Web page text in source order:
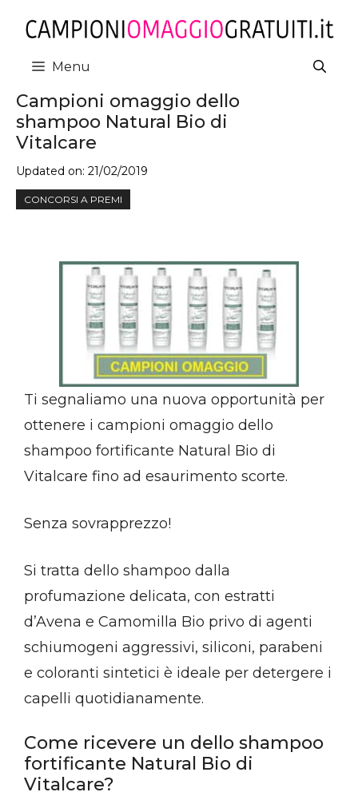
contenuto
Menu
Campioni omaggio dello
shampoo Natural Bio di
Vitalcare
Updated on: 21/02/2019
CONCORSI A PREMI
Ti segnaliamo una nuova opportunità per
ottenere i campioni omaggio dello
shampoo fortificante Natural Bio di
Vitalcare fino ad esaurimento scorte.
Senza sovrapprezzo!
Si tratta dello shampoo dalla
profumazione delicata, con estratti
d’Avena e Camomilla Bio privo di agenti
schiumogeni aggressivi, siliconi, parabeni
e coloranti sintetici è ideale per detergere i
capelli quotidianamente.
Come ricevere un dello shampoo
fortificante Natural Bio di
Vitalcare?